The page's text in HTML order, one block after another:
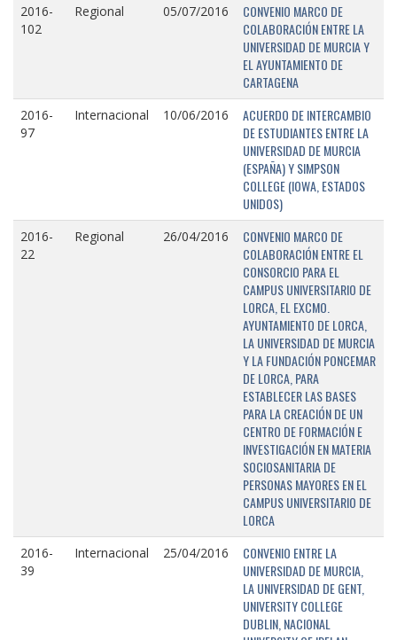
2016-
102
Regional 05/07/2016
CONVENIO MARCO DE
COLABORACIÓN ENTRE LA
UNIVERSIDAD DE MURCIA Y
EL AYUNTAMIENTO DE
CARTAGENA
2016-
97
Internacional 10/06/2016
ACUERDO DE INTERCAMBIO
DE ESTUDIANTES ENTRE LA
UNIVERSIDAD DE MURCIA
(ESPAÑA) Y SIMPSON
COLLEGE (IOWA, ESTADOS
UNIDOS)
2016-
22
Regional 26/04/2016
CONVENIO MARCO DE
COLABORACIÓN ENTRE EL
CONSORCIO PARA EL
CAMPUS UNIVERSITARIO DE
LORCA, EL EXCMO.
AYUNTAMIENTO DE LORCA,
LA UNIVERSIDAD DE MURCIA
Y LA FUNDACIÓN PONCEMAR
DE LORCA, PARA
ESTABLECER LAS BASES
PARA LA CREACIÓN DE UN
CENTRO DE FORMACIÓN E
INVESTIGACIÓN EN MATERIA
SOCIOSANITARIA DE
PERSONAS MAYORES EN EL
CAMPUS UNIVERSITARIO DE
LORCA
2016-
39
Internacional 25/04/2016
CONVENIO ENTRE LA
UNIVERSIDAD DE MURCIA,
LA UNIVERSIDAD DE GENT,
UNIVERSITY COLLEGE
DUBLIN, NACIONAL